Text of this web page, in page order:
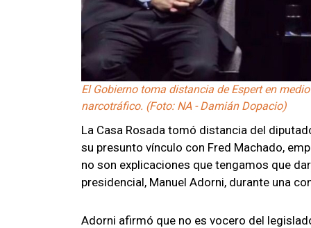
El Gobierno toma distancia de Espert en
narcotráfico. (Foto: NA - Damián Dopacio)
La Casa Rosada tomó distancia del
su presunto vínculo con Fred Machado,
no son explicaciones que tengamos que
presidencial, Manuel Adorni, durante una
Adorni afirmó que no es vocero del